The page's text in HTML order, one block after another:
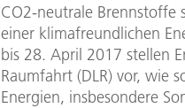
CO2-neutrale Brennstoffe
einer klimafreundlichen
bis 28. April 2017 stellen
Raumfahrt (DLR) vor, wie
Energien, insbesondere